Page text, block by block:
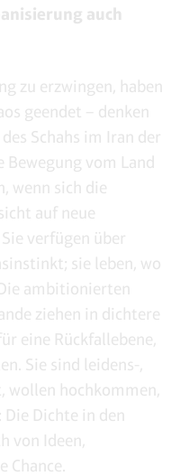
auch
zu erzwingen, haben
geendet – denken
Schahs im Iran der
vom Land
wenn sich die
auf neue
verfügen über
sie leben, wo
ambitionierten
ziehen in dichtere
eine Rückfallebene,
Sie sind leidens-,
wollen hochkommen,
Die Dichte in den
von Ideen,
Chance.